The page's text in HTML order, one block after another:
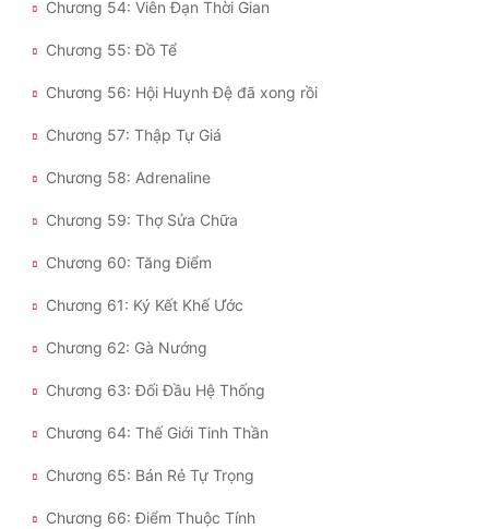
Chương 54: Viên Đạn Thời Gian
Chương 55: Đồ Tể
Chương 56: Hội Huynh Đệ đã xong rồi
Chương 57: Thập Tự Giá
Chương 58: Adrenaline
Chương 59: Thợ Sửa Chữa
Chương 60: Tăng Điểm
Chương 61: Ký Kết Khế Ước
Chương 62: Gà Nướng
Chương 63: Đối Đầu Hệ Thống
Chương 64: Thế Giới Tinh Thần
Chương 65: Bán Rẻ Tự Trọng
Chương 66: Điểm Thuộc Tính